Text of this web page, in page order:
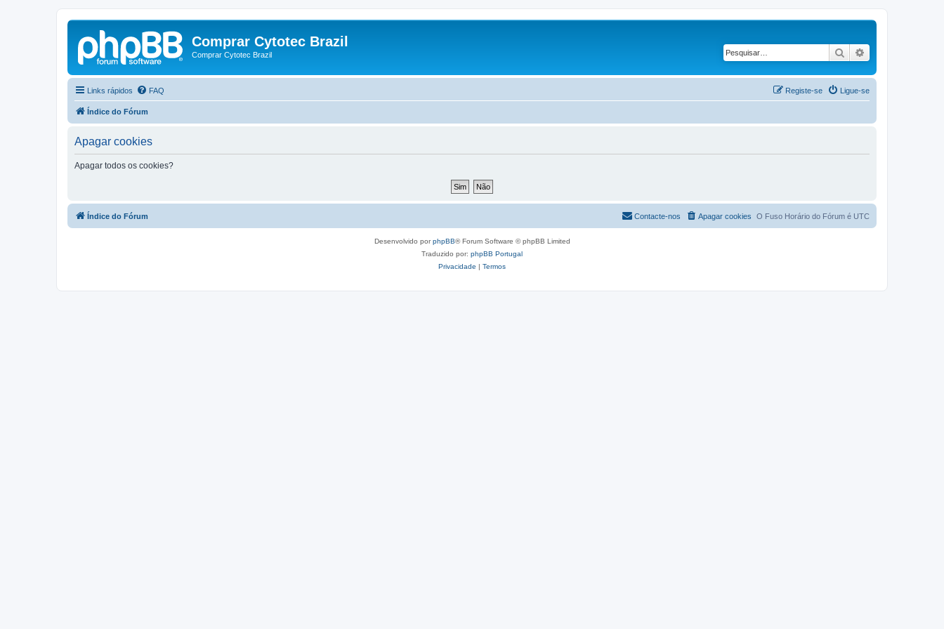
Comprar Cytotec Brazil
Comprar Cytotec Brazil Pesquisar
Links rápidos FAQ Ligue-se
Registe-se
Índice do Fórum
Apagar cookies
Apagar todos os cookies?
Índice do Fórum O Fuso Horário do Fórum é UTC
Apagar cookies
Contacte-nos
Desenvolvido porphpBB® Forum Software © phpBB Limited
Traduzido por: phpBB Portugal
Privacidade | Termos